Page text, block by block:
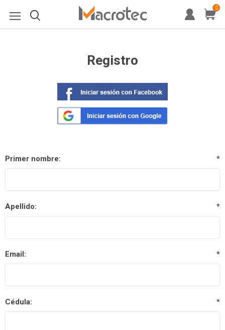
0
Registro
Primer nombre: *
Apellido: *
Email: *
Cédula: *